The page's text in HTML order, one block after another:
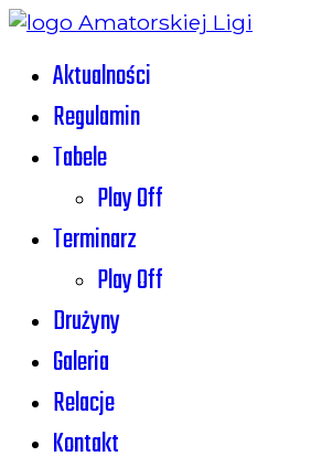
Aktualności
Regulamin
Tabele
Play Off
Terminarz
Play Off
Drużyny
Galeria
Relacje
Kontakt